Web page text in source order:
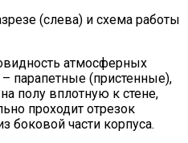
(слева) и схема работы
атмосферных
парапетные (пристенные),
полу вплотную к стене,
проходит отрезок
боковой части корпуса.